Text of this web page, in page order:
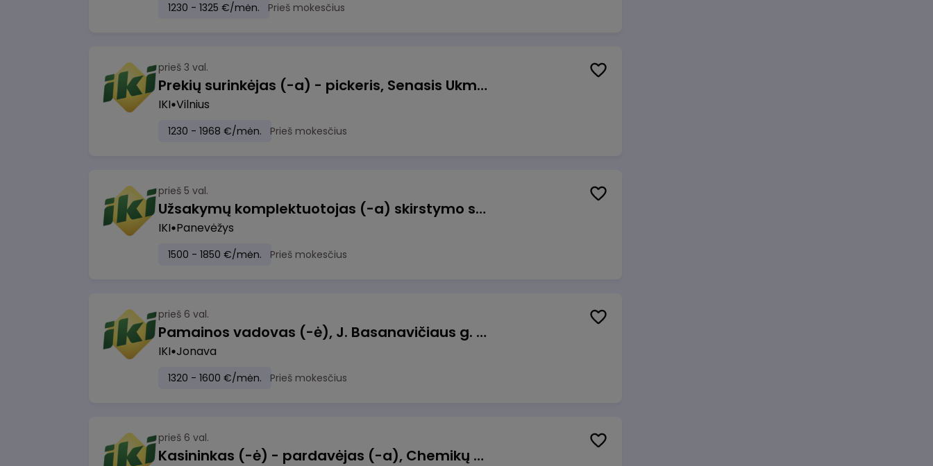
1230 - 1325 €/mėn. Prieš mokesčius
prieš 3 val.
Prekių surinkėjas (-a) - pickeris, Senasis Ukmergės kelias 8, Avižieniai
IKI Vilnius
1230 - 1968 €/mėn. Prieš mokesčius
prieš 5 val.
Užsakymų komplektuotojas (-a) skirstymo sandėlyje
IKI Panevėžys
1500 - 1850 €/mėn. Prieš mokesčius
prieš 6 val.
Pamainos vadovas (-ė), J. Basanavičiaus g. 6, Jonava
IKI Jonava
1320 - 1600 €/mėn. Prieš mokesčius
prieš 6 val.
Kasininkas (-ė) - pardavėjas (-a), Chemikų g. 1, Jonava